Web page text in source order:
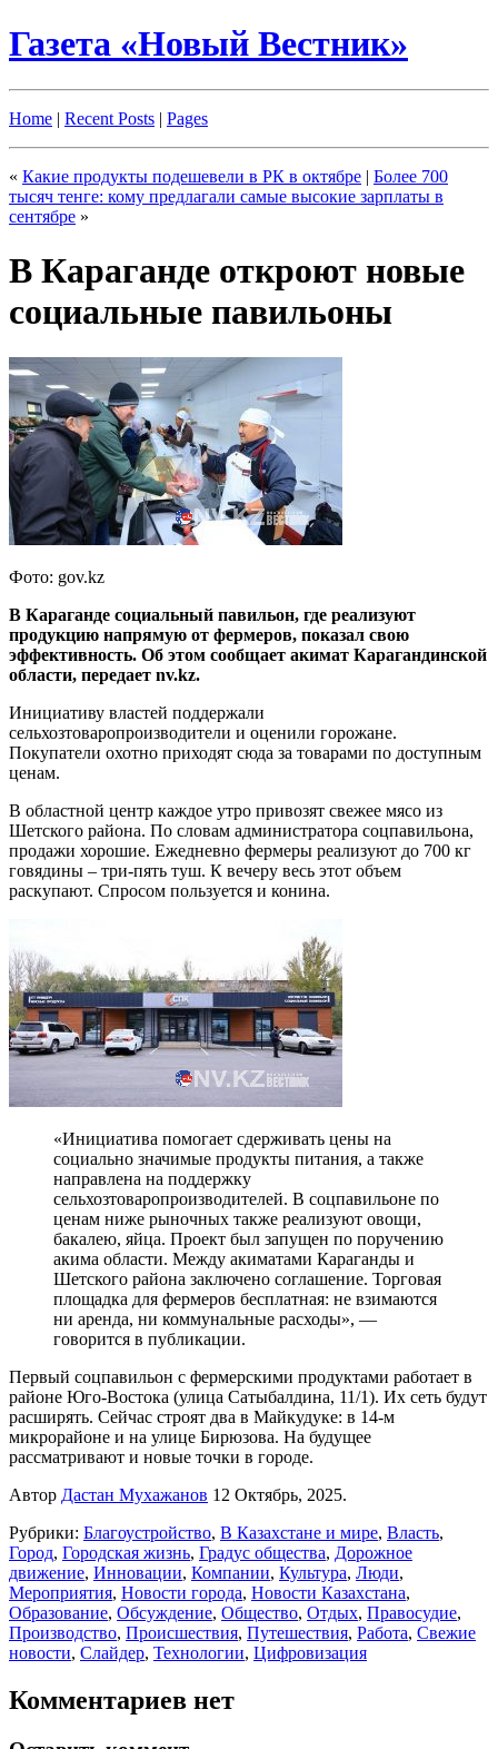
Газета «Новый Вестник»
Home | Recent Posts | Pages
« Какие продукты подешевели в РК в октябре | Более 700
тысяч тенге: кому предлагали самые высокие зарплаты в
сентябре »
В Караганде откроют новые
социальные павильоны
Фото: gov.kz
В Караганде социальный павильон, где реализуют
продукцию напрямую от фермеров, показал свою
эффективность. Об этом сообщает акимат Карагандинской
области, передает nv.kz.
Инициативу властей поддержали
сельхозтоваропроизводители и оценили горожане.
Покупатели охотно приходят сюда за товарами по доступным
ценам.
В областной центр каждое утро привозят свежее мясо из
Шетского района. По словам администратора соцпавильона,
продажи хорошие. Ежедневно фермеры реализуют до 700 кг
говядины – три-пять туш. К вечеру весь этот объем
раскупают. Спросом пользуется и конина.
«Инициатива помогает сдерживать цены на
социально значимые продукты питания, а также
направлена на поддержку
сельхозтоваропроизводителей. В соцпавильоне по
ценам ниже рыночных также реализуют овощи,
бакалею, яйца. Проект был запущен по поручению
акима области. Между акиматами Караганды и
Шетского района заключено соглашение. Торговая
площадка для фермеров бесплатная: не взимаются
ни аренда, ни коммунальные расходы», —
говорится в публикации.
Первый соцпавильон с фермерскими продуктами работает в
районе Юго-Востока (улица Сатыбалдина, 11/1). Их сеть будут
расширять. Сейчас строят два в Майкудуке: в 14-м
микрорайоне и на улице Бирюзова. На будущее
рассматривают и новые точки в городе.
Автор Дастан Мухажанов 12 Октябрь, 2025.
Рубрики: Благоустройство, В Казахстане и мире, Власть,
Город, Городская жизнь, Градус общества, Дорожное
движение, Инновации, Компании, Культура, Люди,
Мероприятия, Новости города, Новости Казахстана,
Образование, Обсуждение, Общество, Отдых, Правосудие,
Производство, Происшествия, Путешествия, Работа, Свежие
новости, Слайдер, Технологии, Цифровизация
Комментариев нет